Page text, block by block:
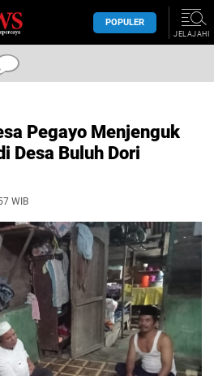
POPULER
JELAJAHI
Pegayo Menjenguk
Desa Buluh Dori
WIB